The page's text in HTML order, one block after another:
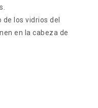
los vidrios del
en la cabeza de